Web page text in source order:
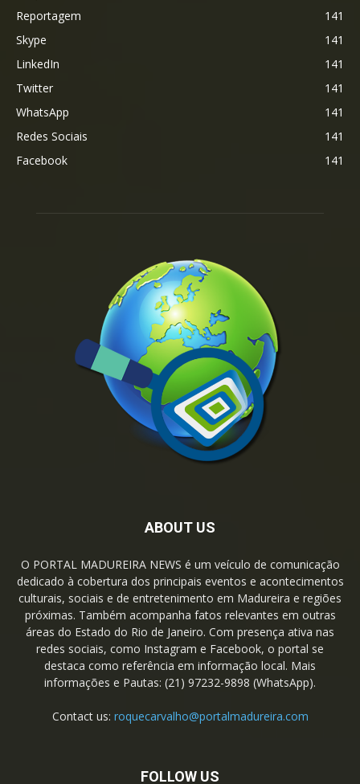
Reportagem
141
Skype
141
LinkedIn
141
Twitter
141
WhatsApp
141
Redes Sociais
141
Facebook
141
ABOUT US
O PORTAL MADUREIRA NEWS é um veículo de comunicação
dedicado à cobertura dos principais eventos e acontecimentos
culturais, sociais e de entretenimento em Madureira e regiões
próximas. Também acompanha fatos relevantes em outras
áreas do Estado do Rio de Janeiro. Com presença ativa nas
redes sociais, como Instagram e Facebook, o portal se
destaca como referência em informação local. Mais
informações e Pautas: (21) 97232-9898 (WhatsApp).
Contact us: roquecarvalho@portalmadureira.com
FOLLOW US